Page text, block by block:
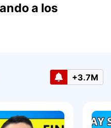
a los
+3.7M